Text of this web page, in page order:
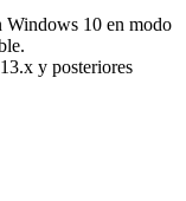
Windows 10 en modo
y posteriores